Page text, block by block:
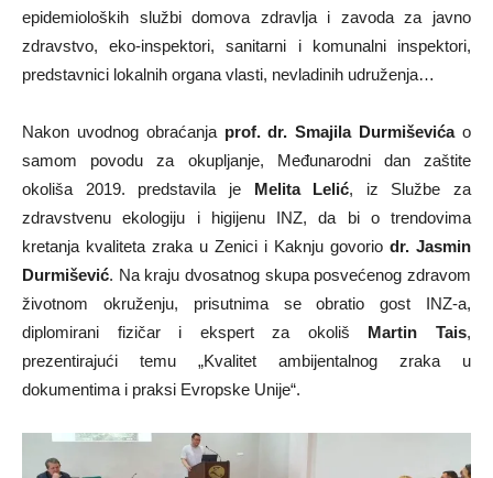
epidemioloških službi domova zdravlja i zavoda za javno
zdravstvo, eko-inspektori, sanitarni i komunalni inspektori,
predstavnici lokalnih organa vlasti, nevladinih udruženja…
Nakon uvodnog obraćanja prof. dr. Smajila Durmiševićao
samom povodu za okupljanje, Međunarodni dan zaštite
okoliša 2019. predstavila je Melita Lelić, iz Službe za
zdravstvenu ekologiju i higijenu INZ, da bi o trendovima
kretanja kvaliteta zraka u Zenici i Kaknju govorio dr. Jasmin
Durmišević. Na kraju dvosatnog skupa posvećenog zdravom
životnom okruženju, prisutnima se obratio gost INZ-a,
diplomirani fizičar i ekspert za okoliš Martin Tais,
prezentirajući temu „Kvalitet ambijentalnog zraka u
dokumentima i praksi Evropske Unije“.